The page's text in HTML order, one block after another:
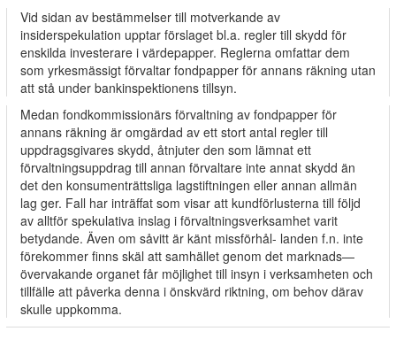
Vid sidan av bestämmelser till motverkande av
insiderspekulation upptar förslaget bl.a. regler till skydd för
enskilda investerare i värdepapper. Reglerna omfattar dem
som yrkesmässigt förvaltar fondpapper för annans räkning utan
att stå under bankinspektionens tillsyn.
Medan fondkommissionärs förvaltning av fondpapper för
annans räkning är omgärdad av ett stort antal regler till
uppdragsgivares skydd, åtnjuter den som lämnat ett
förvaltningsuppdrag till annan förvaltare inte annat skydd än
det den konsumenträttsliga lagstiftningen eller annan allmän
lag ger. Fall har inträffat som visar att kundförlusterna till följd
av alltför spekulativa inslag i förvaltningsverksamhet varit
betydande. Även om såvitt är känt missförhål- landen f.n. inte
förekommer finns skäl att samhället genom det marknads—
övervakande organet får möjlighet till insyn i verksamheten och
tillfälle att påverka denna i önskvärd riktning, om behov därav
skulle uppkomma.